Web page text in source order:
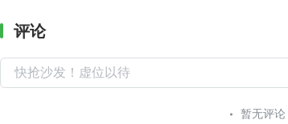
评论
暂无评论